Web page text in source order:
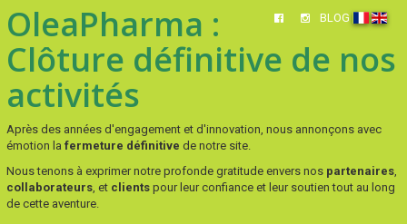
BLOG
OleaPharma :
Clôture définitive de nos
activités
Après des années d'engagement et d'innovation, nous annonçons avec
émotion la fermeture définitive de notre site.
Nous tenons à exprimer notre profonde gratitude envers nos partenaires,
collaborateurs, et clients pour leur confiance et leur soutien tout au long
de cette aventure.